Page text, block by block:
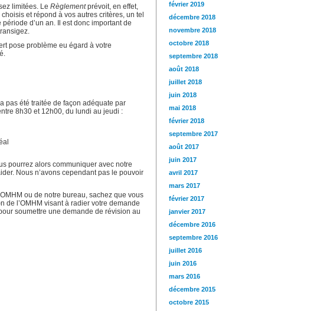
limitées. Le Règlementprévoit, en effet,
et répond à vos autres critères, un tel
d’un an. Il est donc important de
pose problème eu égard à votre
pas été traitée de façon adéquate par
8h30 et 12h00, du lundi au jeudi :
pourrez alors communiquer avec notre
Nous n’avons cependant pas le pouvoir
ou de notre bureau, sachez que vous
de l’OMHM visant à radier votre demande
soumettre une demande de révision au
février 2019
décembre 2018
novembre 2018
octobre 2018
septembre 2018
août 2018
juillet 2018
juin 2018
mai 2018
février 2018
septembre 2017
août 2017
juin 2017
avril 2017
mars 2017
février 2017
janvier 2017
décembre 2016
septembre 2016
juillet 2016
juin 2016
mars 2016
décembre 2015
octobre 2015